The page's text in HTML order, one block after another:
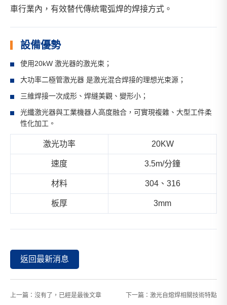
車行業內，有效替代傳統電弧焊的焊接方式。
設備優勢
使用20kW 激光器的激光束；
大功率二極管激光器 是激光混合焊接的理想光束源；
三維焊接一次成形、焊縫美觀、變形小；
光纖激光器與工業機器人高度融合，可實現複雜、大型工件柔
性化加工。
激光功率 20KW
速度 3.5m/分鐘
材料 304、316
板厚 3mm
返回最新消息
上一篇：沒有了，已經是最後文章 下一篇： 激光自熔焊相關技術特點